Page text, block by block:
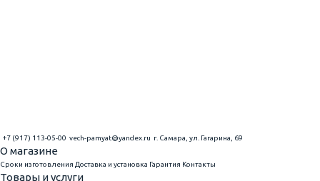
+7 (917) 113-05-00 vech-pamyat@yandex.ru г. Самара, ул. Гагарина, 69
О магазине
Сроки изготовления Доставка и установка Гарантия Контакты
Товары и услуги